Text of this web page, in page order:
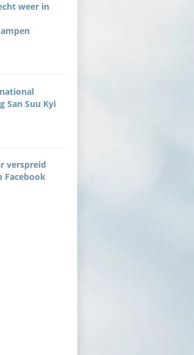
weer in
San Suu Kyi
verspreid
Facebook